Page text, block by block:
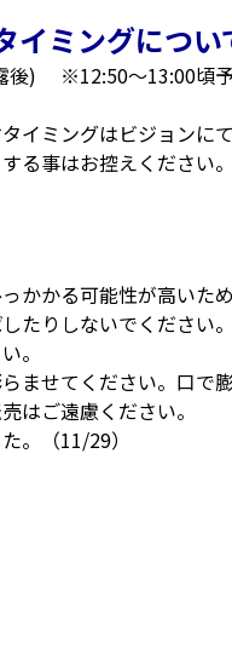
イミングについ
後) ※12:50～13:00頃
ミングはビジョンにて
る事はお控えください。
かかる可能性が高いた
たりしないでください。
。
ませてください。口で
はご遠慮ください。
。（11/29）